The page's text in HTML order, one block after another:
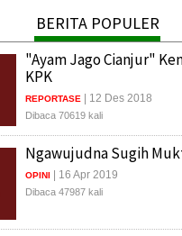
BERITA POPULER
"Ayam Jago Cianjur"
KPK
REPORTASE | 12 Des 2018
Dibaca 70619 kali
Ngawujudna Sugih
OPINI | 16 Apr 2019
Dibaca 47987 kali